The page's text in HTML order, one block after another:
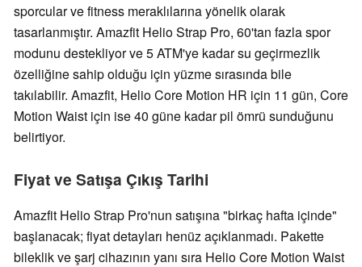
sporcular ve fitness meraklılarına yönelik olarak
tasarlanmıştır. Amazfit Helio Strap Pro, 60'tan fazla spor
modunu destekliyor ve 5 ATM'ye kadar su geçirmezlik
özelliğine sahip olduğu için yüzme sırasında bile
takılabilir. Amazfit, Helio Core Motion HR için 11 gün, Core
Motion Waist için ise 40 güne kadar pil ömrü sunduğunu
belirtiyor.
Fiyat ve Satışa Çıkış Tarihi
Amazfit Helio Strap Pro'nun satışına "birkaç hafta içinde"
başlanacak; fiyat detayları henüz açıklanmadı. Pakette
bileklik ve şarj cihazının yanı sıra Helio Core Motion Waist